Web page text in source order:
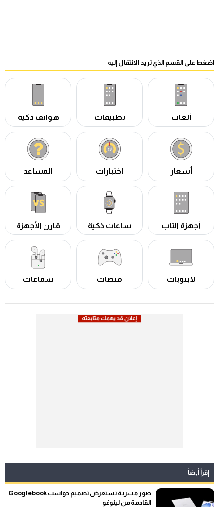
اضغط على القسم الذي تريد الانتقال إليه
ألعاب تطبيقات هواتف ذكية
أسعار اختبارات المساعد
أجهزة التاب ساعات ذكية قارن الأجهزة
لابتوبات منصات سماعات
إقرأ أيضاً
صور مسربة تستعرض تصميم حواسب Googlebook
القادمة من لينوفو